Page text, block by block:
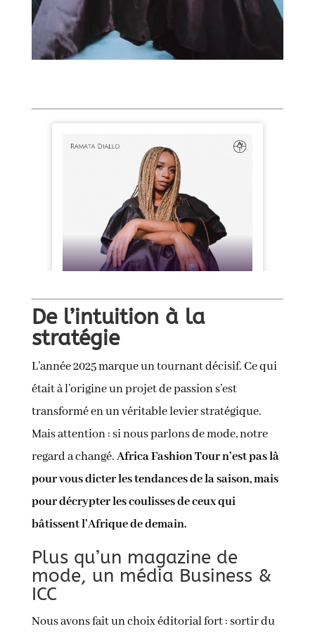
De l’intuition à la
stratégie
L’année 2025 marque un tournant décisif. Ce qui
était à l’origine un projet de passion s’est
transformé en un véritable levier stratégique.
Mais attention : si nous parlons de mode, notre
regard a changé.Africa Fashion Tour n’est pas là
pour vous dicter les tendances de la saison, mais
pour décrypter les coulisses de ceux qui
bâtissent l’Afrique de demain.
Plus qu’un magazine de
mode, un média Business &
ICC
Nous avons fait un choix éditorial fort : sortir du